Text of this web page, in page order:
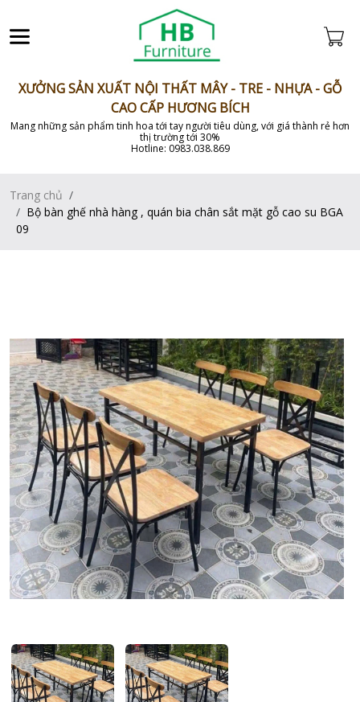
XƯỞNG SẢN XUẤT NỘI THẤT MÂY - TRE - NHỰA - GỖ
CAO CẤP HƯƠNG BÍCH
Mang những sản phẩm tinh hoa tới tay người tiêu dùng, với giá thành rẻ hơn
thị trường tới 30%
Hotline: 0983.038.869
Trang chủ
Bộ bàn ghế nhà hàng , quán bia chân sắt mặt gỗ cao su BGA
09